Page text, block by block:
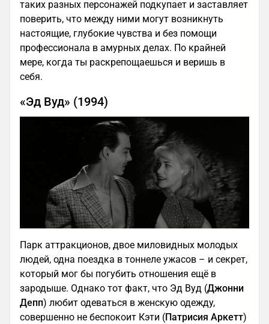
таких разных персонажей подкупает и заставляет
поверить, что между ними могут возникнуть
настоящие, глубокие чувства и без помощи
профессионала в амурных делах. По крайней
мере, когда ты раскрепощаешься и веришь в
себя.
«Эд Вуд» (1994)
Парк аттракционов, двое миловидных молодых
людей, одна поездка в тоннеле ужасов – и секрет,
который мог бы погубить отношения ещё в
зародыше. Однако тот факт, что Эд Вуд (Джонни
Депп) любит одеваться в женскую одежду,
совершенно не беспокоит Кэти (Патрисия Аркетт)